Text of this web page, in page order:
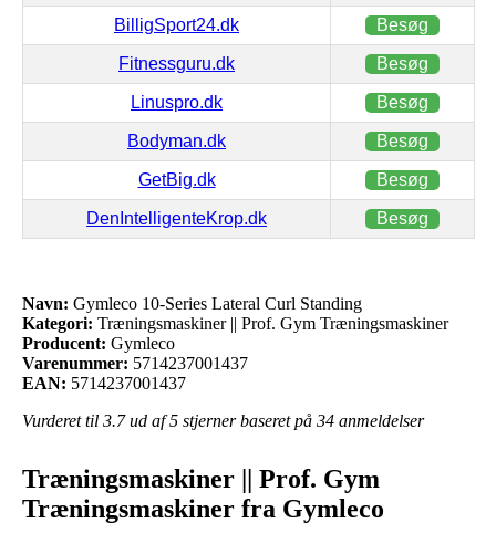
BilligSport24.dk Besøg
Fitnessguru.dk Besøg
Linuspro.dk Besøg
Bodyman.dk Besøg
GetBig.dk Besøg
DenIntelligenteKrop.dk Besøg
Navn: Gymleco 10-Series Lateral Curl Standing
Kategori: Træningsmaskiner || Prof. Gym Træningsmaskiner
Producent: Gymleco
Varenummer: 5714237001437
EAN: 5714237001437
Vurderet til 3.7ud af 5 stjerner baseret på 34 anmeldelser
Træningsmaskiner || Prof. Gym
Træningsmaskiner fra Gymleco